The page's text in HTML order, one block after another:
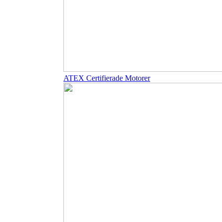
ATEX Certifierade Motorer